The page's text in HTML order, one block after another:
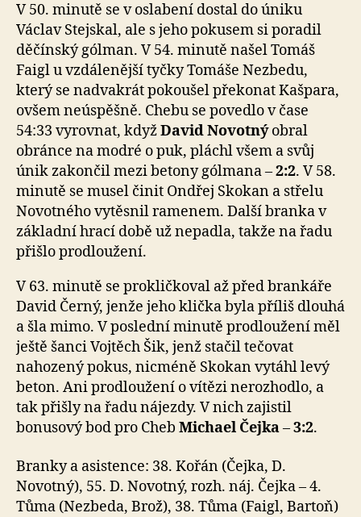
V 50. minutě se v oslabení dostal do úniku
Václav Stejskal, ale s jeho pokusem si poradil
děčínský gólman. V 54. minutě našel Tomáš
Faigl u vzdálenější tyčky Tomáše Nezbedu,
který se nadvakrát pokoušel překonat Kašpara,
ovšem neúspěšně. Chebu se povedlo v čase
54:33 vyrovnat, kdyžDavid Novotnýobral
obránce na modré o puk, pláchl všem a svůj
únik zakončil mezi betony gólmana –2:2. V 58.
minutě se musel činit Ondřej Skokan a střelu
Novotného vytěsnil ramenem. Další branka v
základní hrací době už nepadla, takže na řadu
přišlo prodloužení.
V 63. minutě se prokličkoval až před brankáře
David Černý, jenže jeho klička byla příliš dlouhá
a šla mimo. V poslední minutě prodloužení měl
ještě šanci Vojtěch Šik, jenž stačil tečovat
nahozený pokus, nicméně Skokan vytáhl levý
beton. Ani prodloužení o vítězi nerozhodlo, a
tak přišly na řadu nájezdy. V nich zajistil
bonusový bod pro Cheb Michael Čejka–3:2.
Branky a asistence: 38. Kořán (Čejka, D.
Novotný), 55. D. Novotný, rozh. náj. Čejka – 4.
Tůma (Nezbeda, Brož), 38. Tůma (Faigl, Bartoň)